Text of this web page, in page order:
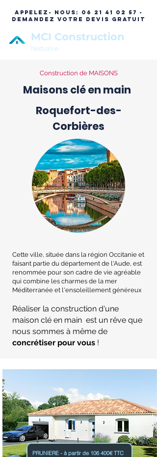
APPELEZ- NOUS:
06 21 41 02 57 -
DEMANDEZ VOTRE DEVIS GRATUIT
MCI Construction
Narbonne
Construction de MAISONS
Maisons clé en main
Roquefort-des-
Corbières
Cette ville, située dans la région Occitanie et
faisant partie du département de l'Aude, est
renommée pour son cadre de vie agréable
qui combine les charmes de la mer
Méditerranée et l'ensoleillement généreux
Réaliser la construction d'une
maison clé en main est un rêve que
nous sommes à même de
concrétiser pour vous !
PRUNIERE - à partir de 106 400€ TTC